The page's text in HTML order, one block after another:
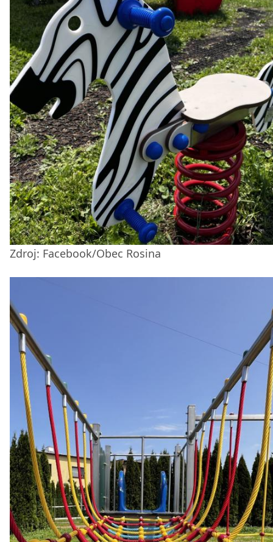
Zdroj: Facebook/Obec Rosina